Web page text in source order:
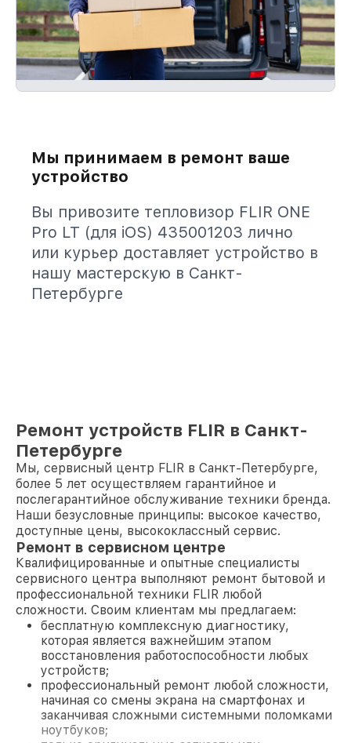
Мы принимаем в ремонт ваше
устройство
Вы привозите тепловизор FLIR ONE
Pro LT (для iOS) 435001203 лично
или курьер доставляет устройство в
нашу мастерскую в Санкт-
Петербурге
Ремонт устройств FLIR в Санкт-
Петербурге
Мы, сервисный центр FLIR в Санкт-Петербурге,
более 5 лет осуществляем гарантийное и
послегарантийное обслуживание техники бренда.
Наши безусловные принципы: высокое качество,
доступные цены, высококлассный сервис.
Ремонт в сервисном центре
Квалифицированные и опытные специалисты
сервисного центра выполняют ремонт бытовой и
профессиональной техники FLIR любой
сложности. Своим клиентам мы предлагаем:
бесплатную комплексную диагностику,
которая является важнейшим этапом
восстановления работоспособности любых
устройств;
профессиональный ремонт любой сложности,
начиная со смены экрана на смартфонах и
заканчивая сложными системными поломками
ноутбуков;